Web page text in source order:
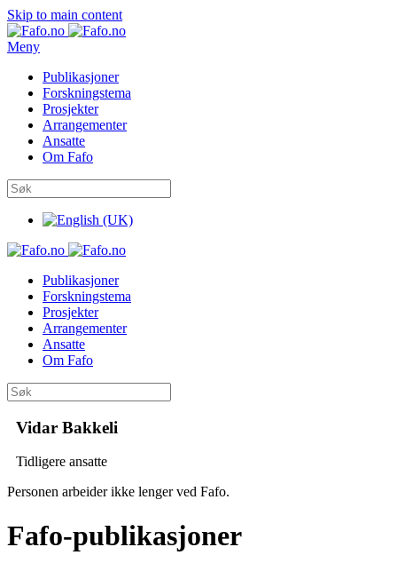
Skip to main content
Meny
Publikasjoner
Forskningstema
Prosjekter
Arrangementer
Ansatte
Om Fafo
Publikasjoner
Forskningstema
Prosjekter
Arrangementer
Ansatte
Om Fafo
Vidar Bakkeli
Tidligere ansatte
Personen arbeider ikke lenger ved Fafo.
Fafo-publikasjoner